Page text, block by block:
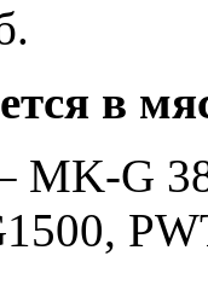
в
MK-G